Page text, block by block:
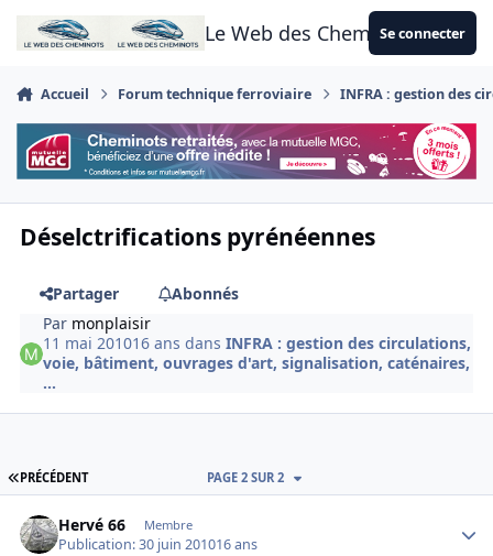
Aller au contenu
Le Web des CheminotsSe connecter
Accueil Forum technique ferroviaire INFRA : gestion des
Déselctrifications pyrénéennes
Partager
Abonnés
Par monplaisir
11 mai 201016 ans dansINFRA : gestion des circulations,
voie, bâtiment, ouvrages d'art, signalisation, caténaires,
...
PREMIÈRE PAGE
PRÉCÉDENT PAGE 2 SUR 2
Hervé 66 Membre
Publication:30 juin 201016 ans